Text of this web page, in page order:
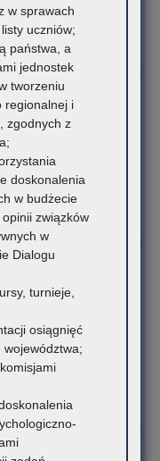
na semestr
Czytaj więcej
szkół
Wiedzy o
Olimpiady Wiedzy
przekazuje
Czytaj więcej
w sprawach
uczniów;
państwa, a
jednostek
tworzeniu
regionalnej i
zgodnych z
doskonalenia
w budżecie
związków
w
Dialogu
turnieje,
osiągnięć
województwa;